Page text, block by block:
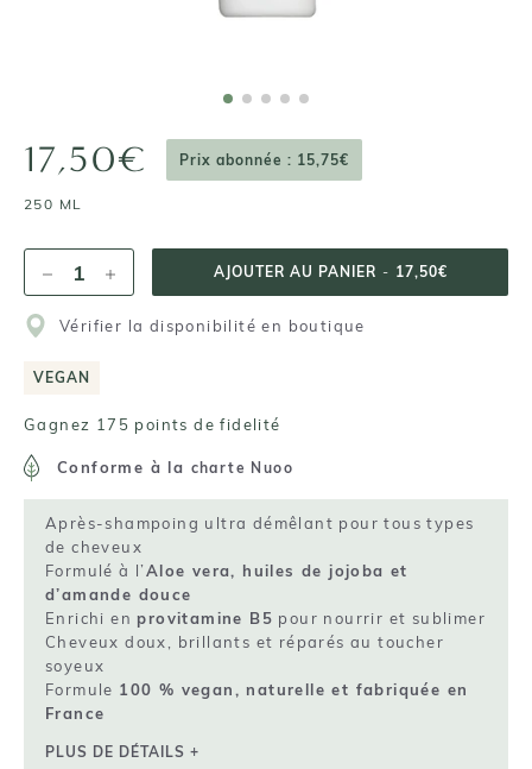
17,50€ Prix abonnée : 15,75€
250 ML
AJOUTER AU PANIER - 17,50€
Vérifier la disponibilité en boutique
VEGAN
Gagnez 175 points de fidelité
Conforme à la charte Nuoo
Après-shampoing ultra démêlant pour tous types
de cheveux
Formulé à l’Aloe vera, huiles de jojoba et
d’amande douce
Enrichi enprovitamine B5 pour nourrir et sublimer
Cheveux doux, brillants et réparés au toucher
soyeux
Formule 100 % vegan, naturelle et fabriquée en
France
PLUS DE DÉTAILS +